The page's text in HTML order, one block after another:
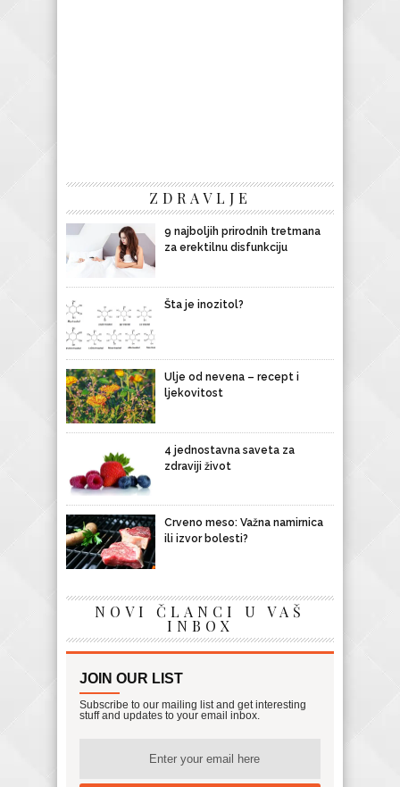
ZDRAVLJE
9 najboljih prirodnih tretmana
za erektilnu disfunkciju
Šta je inozitol?
Ulje od nevena – recept i
ljekovitost
4 jednostavna saveta za
zdraviji život
Crveno meso: Važna namirnica
ili izvor bolesti?
NOVI ČLANCI U VAŠ
INBOX
JOIN OUR LIST
Subscribe to our mailing list and get interesting
stuff and updates to your email inbox.